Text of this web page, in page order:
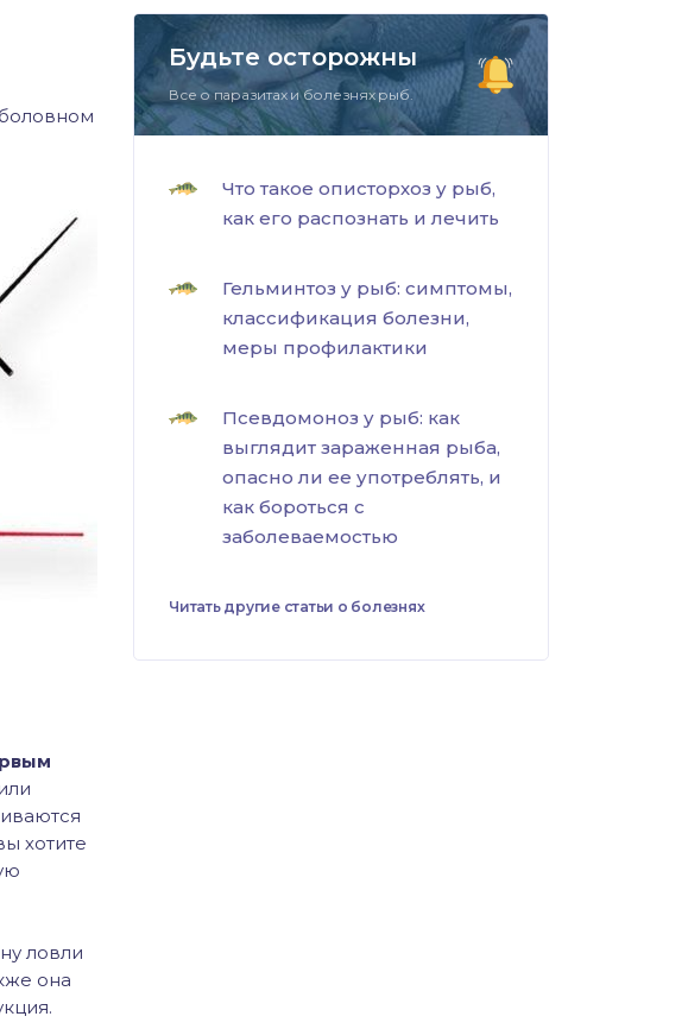
хотите
ловли
она
Будьте осторожны
Все о паразитах и болезнях рыб.
Что такое описторхоз у рыб,
как его распознать и лечить
Гельминтоз у рыб: симптомы,
классификация болезни,
меры профилактики
Псевдомоноз у рыб: как
выглядит зараженная рыба,
опасно ли ее употреблять, и
как бороться с
заболеваемостью
Читать другие статьи о болезнях